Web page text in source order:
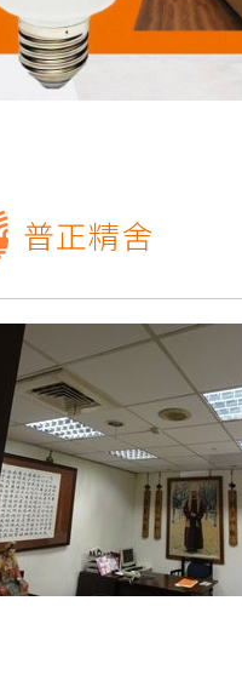
雲林科技
走來以身作則，致力
狂賀T1照明科技股份有
、柔和不刺眼!才是打
雲林科技
T1照明科技股
走來以身作則，致力
【第
普正精舍